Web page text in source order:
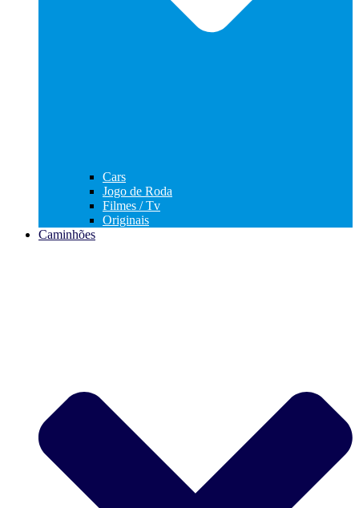
Cars
Jogo de Roda
Filmes / Tv
Originais
Caminhões